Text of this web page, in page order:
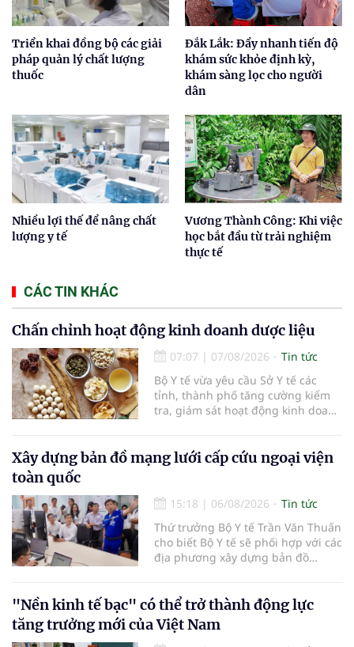
Triển khai đồng bộ các giải
pháp quản lý chất lượng
thuốc
Đắk Lắk: Đẩy nhanh tiến độ
khám sức khỏe định kỳ,
khám sàng lọc cho người
dân
Nhiều lợi thế để nâng chất
lượng y tế
Vương Thành Công: Khi việc
học bắt đầu từ trải nghiệm
thực tế
CÁC TIN KHÁC
Chấn chỉnh hoạt động kinh doanh dược liệu
07:07 | 07/08/2026
Tin tức
Bộ Y tế vừa yêu cầu Sở Y tế các
tỉnh, thành phố tăng cường kiểm
tra, giám sát hoạt động kinh doanh
Xây dựng bản đồ mạng lưới cấp cứu ngoại viện
toàn quốc
15:18 | 06/08/2026
Tin tức
Thứ trưởng Bộ Y tế Trần Văn Thuấn
cho biết Bộ Y tế sẽ phối hợp với các
địa phương xây dựng bản đồ
thiện cơ chế tài chính và đa dạng
hóa phương tiện nhằm nâng cao
năng lực cấp cứu trước viện trên
"Nền kinh tế bạc" có thể trở thành động lực
tăng trưởng mới của Việt Nam